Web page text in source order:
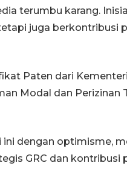
terumbu karang.
juga berkontribusi
Paten dari
Modal dan Perizinan
dengan optimisme,
GRC dan kontribusi